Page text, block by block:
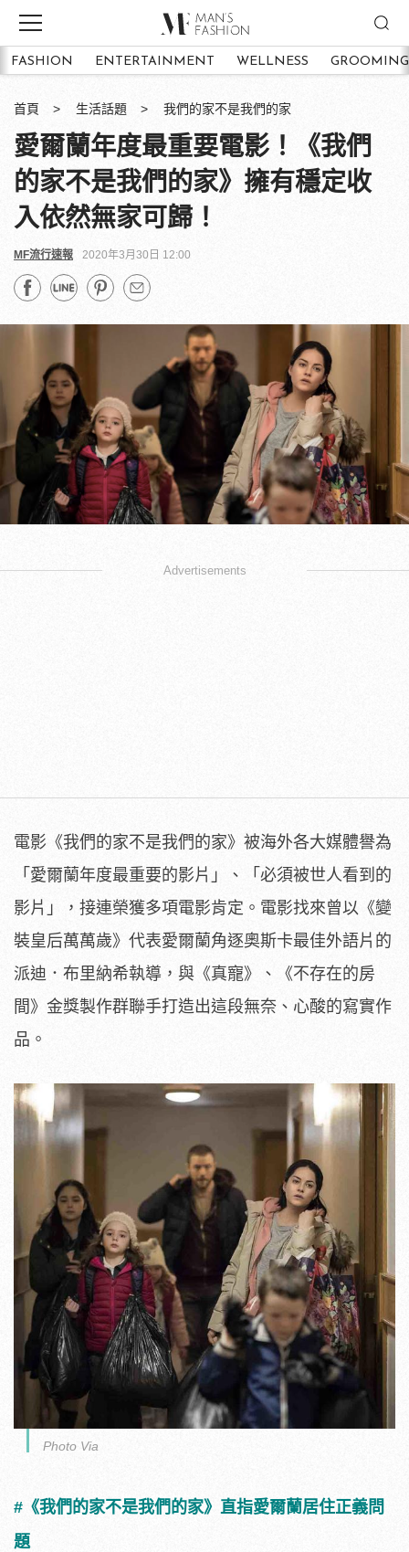
FASHION ENTERTAINMENT WELLNESS GROOMING
首頁 生活話題 我們的家不是我們的家
愛爾蘭年度最重要電影！《我們
的家不是我們的家》擁有穩定收
入依然無家可歸！
MF流行速報 2020年3月30日 12:00
Advertisements
電影《我們的家不是我們的家》被海外各大媒體譽為
「愛爾蘭年度最重要的影片」、「必須被世人看到的
影片」，接連榮獲多項電影肯定。電影找來曾以《變
裝皇后萬萬歲》代表愛爾蘭角逐奧斯卡最佳外語片的
派迪．布里納希執導，與《真寵》、《不存在的房
間》金獎製作群聯手打造出這段無奈、心酸的寫實作
品。
Photo Via
#《我們的家不是我們的家》直指愛爾蘭居住正義問
題